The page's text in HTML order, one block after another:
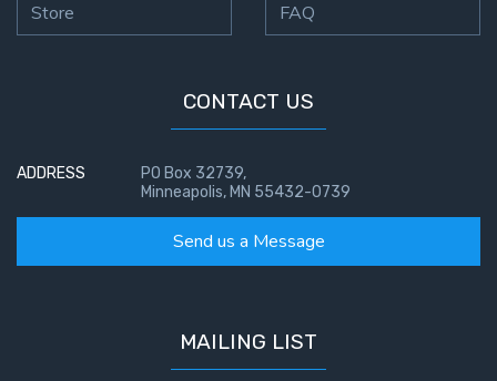
Store FAQ
CONTACT US
ADDRESS
PO Box 32739,
Minneapolis, MN 55432-0739
Send us a Message
MAILING LIST